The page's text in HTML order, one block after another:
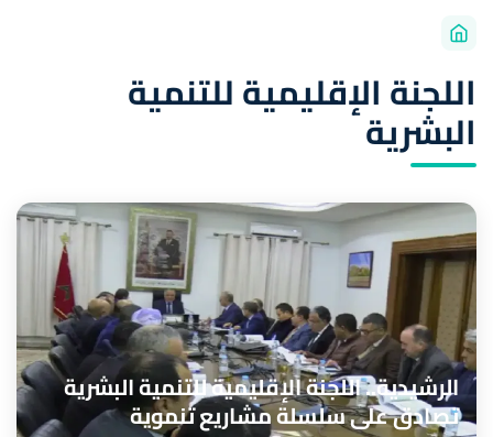
اللجنة الإقليمية للتنمية
البشرية
الرشيدية.. اللجنة الإقليمية للتنمية البشرية
تصادق على سلسلة مشاريع تنموية